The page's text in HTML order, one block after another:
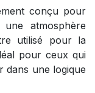
conçu pour
atmosphère
utilisé pour la
pour ceux qui
dans une logique